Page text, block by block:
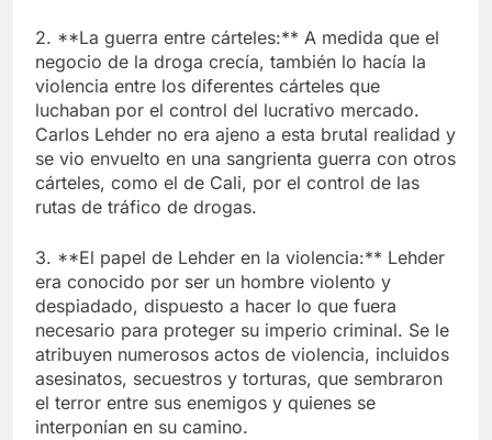
2. **La guerra entre cárteles:** A medida que el
negocio de la droga crecía, también lo hacía la
violencia entre los diferentes cárteles que
luchaban por el control del lucrativo mercado.
Carlos Lehder no era ajeno a esta brutal realidad y
se vio envuelto en una sangrienta guerra con otros
cárteles, como el de Cali, por el control de las
rutas de tráfico de drogas.
3. **El papel de Lehder en la violencia:** Lehder
era conocido por ser un hombre violento y
despiadado, dispuesto a hacer lo que fuera
necesario para proteger su imperio criminal. Se le
atribuyen numerosos actos de violencia, incluidos
asesinatos, secuestros y torturas, que sembraron
el terror entre sus enemigos y quienes se
interponían en su camino.